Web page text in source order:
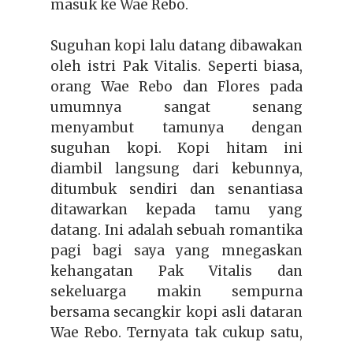
masuk ke Wae Rebo.
Suguhan kopi lalu datang dibawakan
oleh istri Pak Vitalis. Seperti biasa,
orang Wae Rebo dan Flores pada
umumnya sangat senang
menyambut tamunya dengan
suguhan kopi. Kopi hitam ini
diambil langsung dari kebunnya,
ditumbuk sendiri dan senantiasa
ditawarkan kepada tamu yang
datang. Ini adalah sebuah romantika
pagi bagi saya yang mnegaskan
kehangatan Pak Vitalis dan
sekeluarga makin sempurna
bersama secangkir kopi asli dataran
Wae Rebo. Ternyata tak cukup satu,